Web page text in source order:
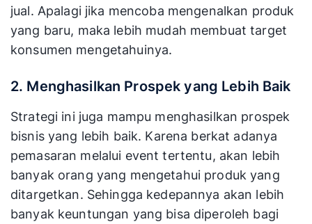
jual. Apalagi jika mencoba mengenalkan produk
yang baru, maka lebih mudah membuat target
konsumen mengetahuinya.
2. Menghasilkan Prospek yang Lebih Baik
Strategi ini juga mampu menghasilkan prospek
bisnis yang lebih baik. Karena berkat adanya
pemasaran melalui event tertentu, akan lebih
banyak orang yang mengetahui produk yang
ditargetkan. Sehingga kedepannya akan lebih
banyak keuntungan yang bisa diperoleh bagi